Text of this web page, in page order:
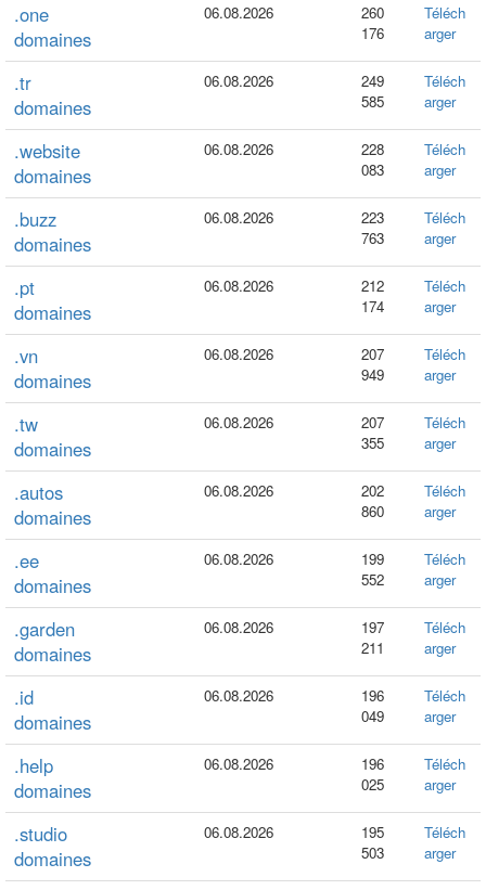
.one
domaines
06.08.2026
260
176
Téléch
arger
.tr
domaines
06.08.2026
249
585
Téléch
arger
.website
domaines
06.08.2026
228
083
Téléch
arger
.buzz
domaines
06.08.2026
223
763
Téléch
arger
.pt
domaines
06.08.2026
212
174
Téléch
arger
.vn
domaines
06.08.2026
207
949
Téléch
arger
.tw
domaines
06.08.2026
207
355
Téléch
arger
.autos
domaines
06.08.2026
202
860
Téléch
arger
.ee
domaines
06.08.2026
199
552
Téléch
arger
.garden
domaines
06.08.2026
197
211
Téléch
arger
.id
domaines
06.08.2026
196
049
Téléch
arger
.help
domaines
06.08.2026
196
025
Téléch
arger
.studio
domaines
06.08.2026
195
503
Téléch
arger